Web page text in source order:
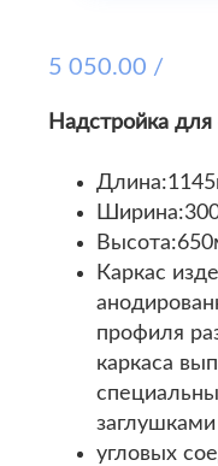
5 050.00 /
Надстройка
Каркас
профиля
каркаса
угловых